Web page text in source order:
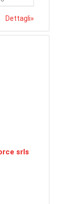
Dettagli»
srls